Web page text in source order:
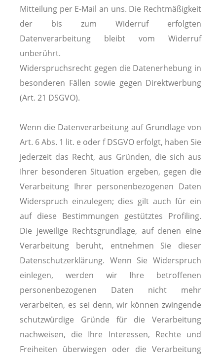
Mitteilung per E-Mail an uns. Die Rechtmäßigkeit
der bis zum Widerruf erfolgten
Datenverarbeitung bleibt vom Widerruf
unberührt.
Widerspruchsrecht gegen die Datenerhebung in
besonderen Fällen sowie gegen Direktwerbung
(Art. 21 DSGVO).
Wenn die Datenverarbeitung auf Grundlage von
Art. 6 Abs. 1 lit. e oder f DSGVO erfolgt, haben Sie
jederzeit das Recht, aus Gründen, die sich aus
Ihrer besonderen Situation ergeben, gegen die
Verarbeitung Ihrer personenbezogenen Daten
Widerspruch einzulegen; dies gilt auch für ein
auf diese Bestimmungen gestütztes Profiling.
Die jeweilige Rechtsgrundlage, auf denen eine
Verarbeitung beruht, entnehmen Sie dieser
Datenschutzerklärung. Wenn Sie Widerspruch
einlegen, werden wir Ihre betroffenen
personenbezogenen Daten nicht mehr
verarbeiten, es sei denn, wir können zwingende
schutzwürdige Gründe für die Verarbeitung
nachweisen, die Ihre Interessen, Rechte und
Freiheiten überwiegen oder die Verarbeitung